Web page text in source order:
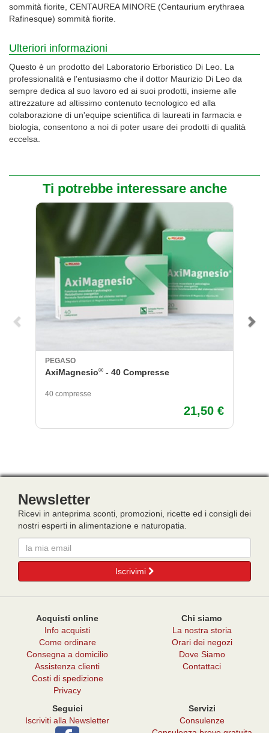
sommità fiorite, CENTAUREA MINORE (Centaurium erythraea
Rafinesque) sommità fiorite.
Ulteriori informazioni
Questo è un prodotto del Laboratorio Erboristico Di Leo. La
professionalità e l'entusiasmo che il dottor Maurizio Di Leo da
sempre dedica al suo lavoro ed ai suoi prodotti, insieme alle
attrezzature ad altissimo contenuto tecnologico ed alla
colaborazione di un'equipe scientifica di laureati in farmacia e
biologia, consentono a noi di poter usare dei prodotti di qualità
eccelsa.
Ti potrebbe interessare anche
PEGASO
AxiMagnesio® - 40 Compresse
40 compresse
21,50 €
Newsletter
Ricevi in anteprima sconti, promozioni, ricette ed i consigli dei
nostri esperti in alimentazione e naturopatia.
Email
Iscrivimi
Acquisti online
Info acquisti
Come ordinare
Consegna a domicilio
Assistenza clienti
Costi di spedizione
Privacy
Chi siamo
La nostra storia
Orari dei negozi
Dove Siamo
Contattaci
Seguici
Iscriviti alla Newsletter
Servizi
Consulenze